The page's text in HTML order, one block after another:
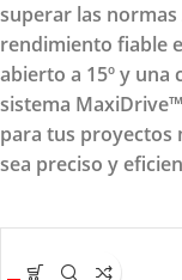
superar las
rendimiento fiable
abierto a 15º y una
sistema
para tus proyectos
sea preciso y